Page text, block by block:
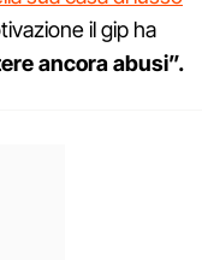
il gip ha
ancora abusi”.